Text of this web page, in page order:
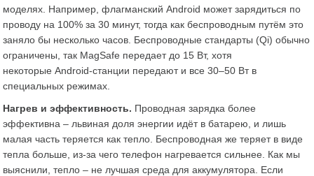
моделях. Например, флагманский Android может зарядиться по
проводу на 100% за 30 минут, тогда как беспроводным путём это
заняло бы несколько часов. Беспроводные стандарты (Qi) обычно
ограничены, так MagSafe передает до 15 Вт, хотя
некоторые Android-станции передают и все 30–50 Вт в
специальных режимах.
Нагрев и эффективность. Проводная зарядка более
эффективна – львиная доля энергии идёт в батарею, и лишь
малая часть теряется как тепло. Беспроводная же теряет в виде
тепла больше, из-за чего телефон нагревается сильнее​. Как мы
выяснили, тепло – не лучшая среда для аккумулятора. Если